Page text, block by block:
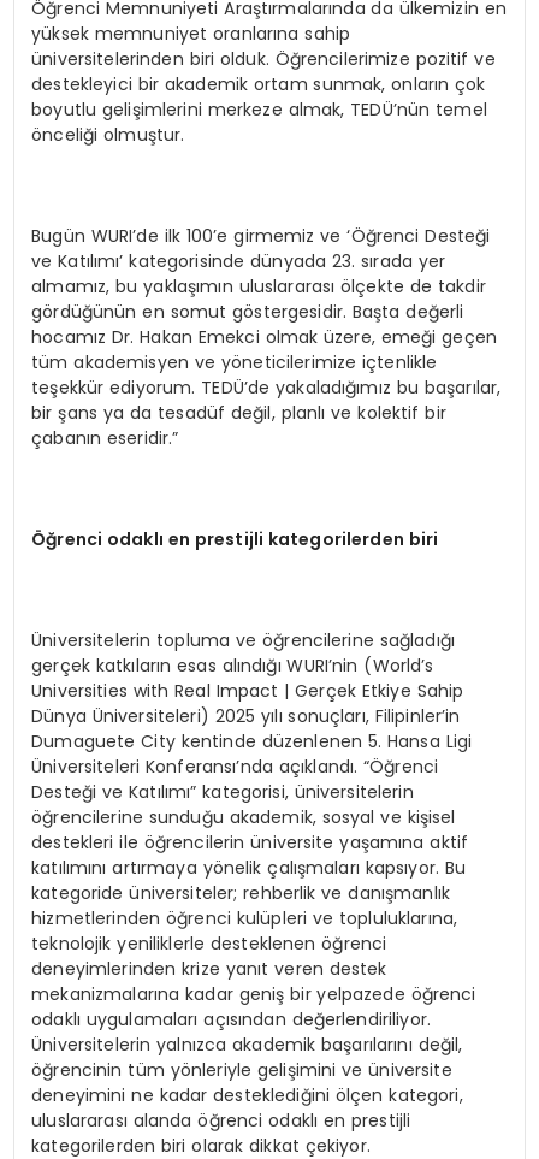
Öğrenci Memnuniyeti Araştırmalarında da ülkemizin en
yüksek memnuniyet oranlarına sahip
üniversitelerinden biri olduk. Öğrencilerimize pozitif ve
destekleyici bir akademik ortam sunmak, onların çok
boyutlu gelişimlerini merkeze almak, TEDÜ’nün temel
önceliği olmuştur.
Bugün WURI’de ilk 100’e girmemiz ve ‘Öğrenci Desteği
ve Katılımı’ kategorisinde dünyada 23. sırada yer
almamız, bu yaklaşımın uluslararası ölçekte de takdir
gördüğünün en somut göstergesidir. Başta değerli
hocamız Dr. Hakan Emekci olmak üzere, emeği geçen
tüm akademisyen ve yöneticilerimize içtenlikle
teşekkür ediyorum. TEDÜ’de yakaladığımız bu başarılar,
bir şans ya da tesadüf değil, planlı ve kolektif bir
çabanın eseridir.”
Öğrenci odaklı en prestijli kategorilerden biri
Üniversitelerin topluma ve öğrencilerine sağladığı
gerçek katkıların esas alındığı WURI’nin (World’s
Universities with Real Impact | Gerçek Etkiye Sahip
Dünya Üniversiteleri) 2025 yılı sonuçları, Filipinler’in
Dumaguete City kentinde düzenlenen 5. Hansa Ligi
Üniversiteleri Konferansı’nda açıklandı. “Öğrenci
Desteği ve Katılımı” kategorisi, üniversitelerin
öğrencilerine sunduğu akademik, sosyal ve kişisel
destekleri ile öğrencilerin üniversite yaşamına aktif
katılımını artırmaya yönelik çalışmaları kapsıyor. Bu
kategoride üniversiteler; rehberlik ve danışmanlık
hizmetlerinden öğrenci kulüpleri ve topluluklarına,
teknolojik yeniliklerle desteklenen öğrenci
deneyimlerinden krize yanıt veren destek
mekanizmalarına kadar geniş bir yelpazede öğrenci
odaklı uygulamaları açısından değerlendiriliyor.
Üniversitelerin yalnızca akademik başarılarını değil,
öğrencinin tüm yönleriyle gelişimini ve üniversite
deneyimini ne kadar desteklediğini ölçen kategori,
uluslararası alanda öğrenci odaklı en prestijli
kategorilerden biri olarak dikkat çekiyor.